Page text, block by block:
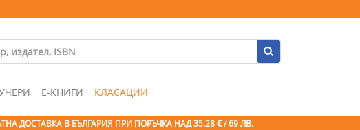
Е-КНИГИ КЛАСАЦИИ
ДОСТАВКА В БЪЛГАРИЯ ПРИ ПОРЪЧКА НАД 35.28 € / 69 ЛВ.